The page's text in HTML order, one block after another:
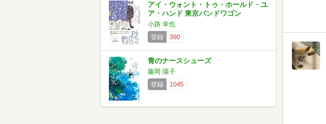
アイ・ウォント・トゥ・ホールド・ユ
ア・ハンド 東京バンドワゴン
小路 幸也
登録
390
青のナースシューズ
藤岡 陽子
登録
1045